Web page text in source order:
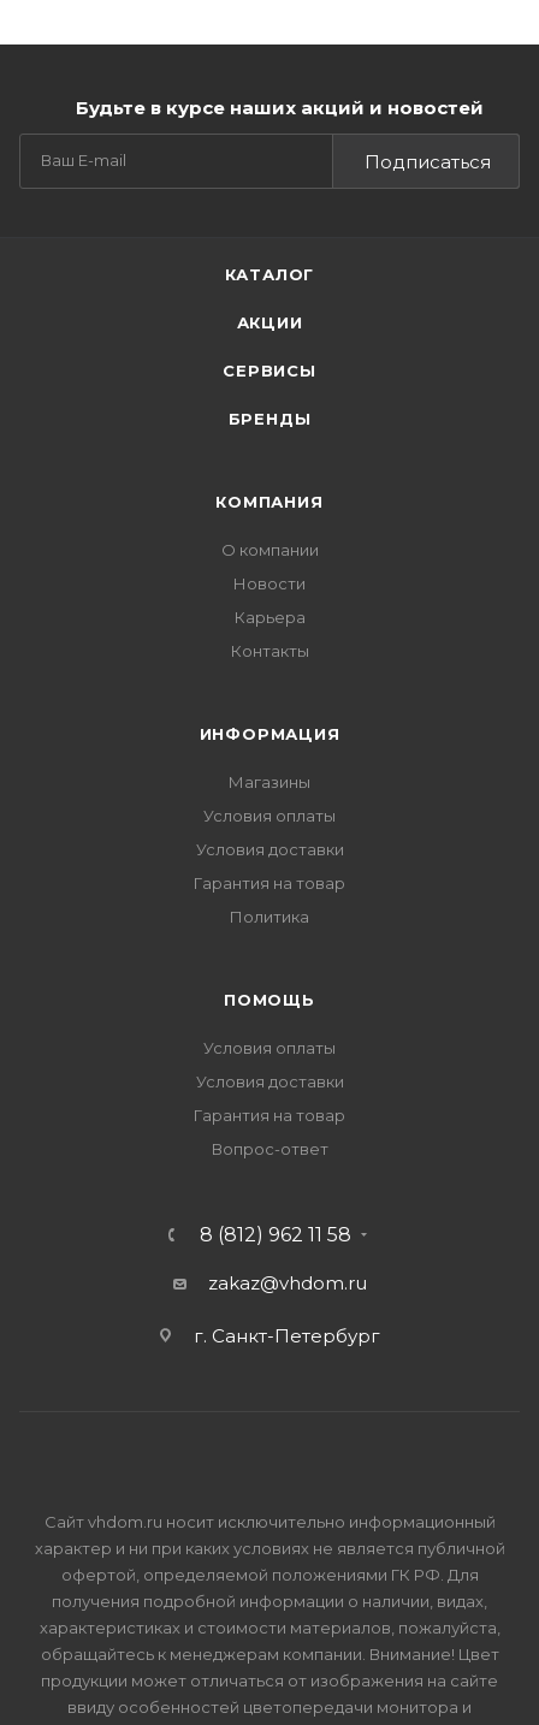
Будьте в курсе наших акций и новостей
Подписаться
КАТАЛОГ
АКЦИИ
СЕРВИСЫ
БРЕНДЫ
КОМПАНИЯ
О компании
Новости
Карьера
Контакты
ИНФОРМАЦИЯ
Магазины
Условия оплаты
Условия доставки
Гарантия на товар
Политика
ПОМОЩЬ
Условия оплаты
Условия доставки
Гарантия на товар
Вопрос-ответ
8 (812) 962 11 58
zakaz@vhdom.ru
г. Санкт-Петербург
Сайт vhdom.ru носит исключительно информационный
характер и ни при каких условиях не является публичной
офертой, определяемой положениями ГК РФ. Для
получения подробной информации о наличии, видах,
характеристиках и стоимости материалов, пожалуйста,
обращайтесь к менеджерам компании. Внимание! Цвет
продукции может отличаться от изображения на сайте
ввиду особенностей цветопередачи монитора и